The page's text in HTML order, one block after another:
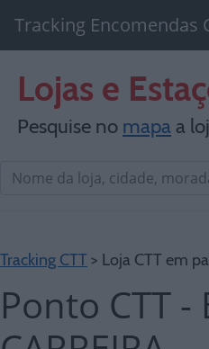
Tracking Encomendas
Lojas e
Pesquise no mapaa
Tracking CTT > Loja CTT em
Ponto CTT -